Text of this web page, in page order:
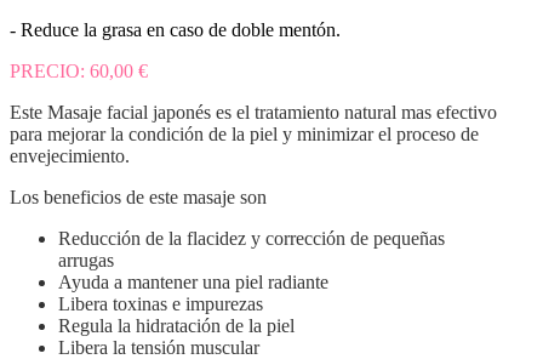
- Reduce la grasa en caso de doble mentón.
PRECIO: 60,00 €
Este Masaje facial japonés es el tratamiento natural mas efectivo
para mejorar la condición de la piel y minimizar el proceso de
envejecimiento.
Los beneficios de este masaje son
Reducción de la flacidez y corrección de pequeñas
arrugas
Ayuda a mantener una piel radiante
Libera toxinas e impurezas
Regula la hidratación de la piel
Libera la tensión muscular